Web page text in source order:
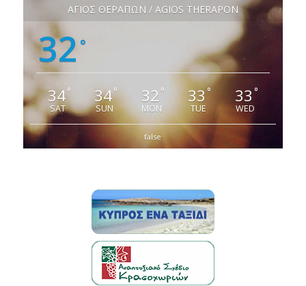
ΑΓΙΟΣ ΘΕΡΑΠΩΝ / AGIOS THERAPON
32 °
34°
SAT
34°
SUN
32 °
MON
33 °
TUE
33 °
WED
false